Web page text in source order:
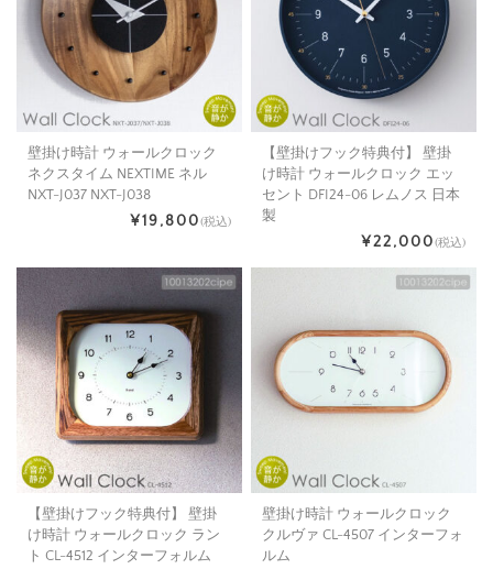
壁掛け時計 ウォールクロック
ネクスタイム NEXTIME ネル
NXT-J037 NXT-J038
¥19,800(税込)
【壁掛けフック特典付】 壁掛
け時計 ウォールクロック エッ
セント DFI24-06 レムノス 日本
製
¥22,000(税込)
【壁掛けフック特典付】 壁掛
け時計 ウォールクロック ラン
ト CL-4512 インターフォルム
壁掛け時計 ウォールクロック
クルヴァ CL-4507 インターフォ
ルム